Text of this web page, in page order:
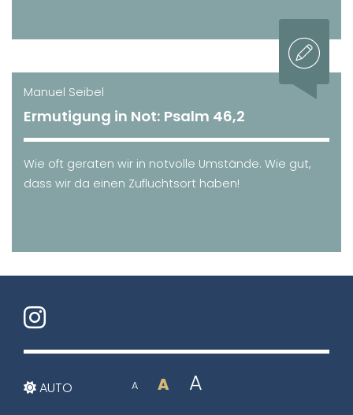
Manuel Seibel
Ermutigung in Not: Psalm 46,2
Wie oft geraten wir in notvolle Umstände. Wie gut,
dass wir da einen Zufluchtsort haben!
AUTO A A A